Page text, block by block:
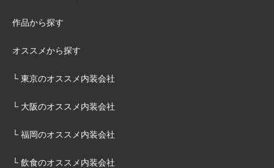
作品から探す
オススメから探す
└ 東京のオススメ内装会社
└ 大阪のオススメ内装会社
└ 福岡のオススメ内装会社
└ 飲食のオススメ内装会社